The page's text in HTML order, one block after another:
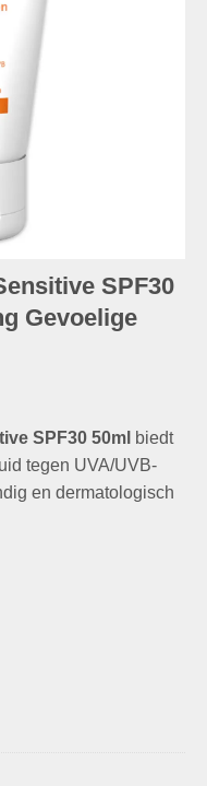
SPF30
Gevoelige
SPF30 50ml biedt
tegen UVA/UVB-
en dermatologisch